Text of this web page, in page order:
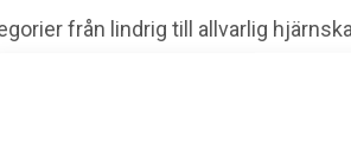
från lindrig till allvarlig
akut hjärnskada.
viktigaste för oss och med hjälp av
ta fram en prognos för hur det